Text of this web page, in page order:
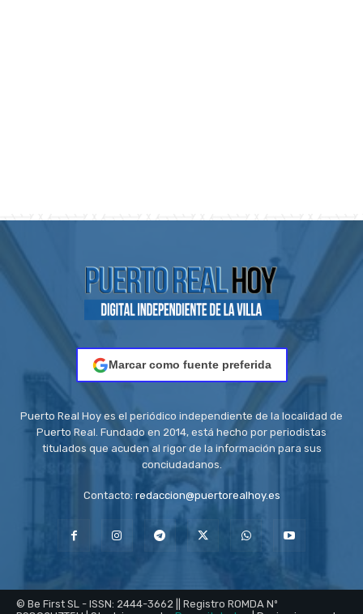
Marcar como fuente preferida
Puerto Real Hoy es el periódico independiente de la localidad de
Puerto Real. Fundado en 2014, está hecho por periodistas
titulados que acuden al rigor de la información para sus
conciudadanos.
Contacto: redaccion@puertorealhoy.es
© Be First SL - ISSN: 2444-3662 || Registro ROMDA Nº